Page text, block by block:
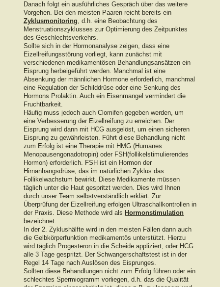
Danach folgt ein ausführliches Gespräch über das weitere
Vorgehen. Bei den meisten Paaren reicht bereits ein
Zyklusmonitoring, d.h. eine Beobachtung des
Menstruationszyklusses zur Optimierung des Zeitpunktes
des Geschlechtsverkehrs.
Sollte sich in der Hormonanalyse zeigen, dass eine
Eizellreifungsstörung vorliegt, kann zunächst mit
verschiedenen medikamentösen Behandlungsansätzen ein
Eisprung herbeigeführt werden. Manchmal ist eine
Absenkung der männlichen Hormone erforderlich, manchmal
eine Regulation der Schilddrüse oder eine Senkung des
Hormons Prolaktin. Auch ein Eisenmangel vermindert die
Fruchtbarkeit.
Häufig muss jedoch auch Clomifen gegeben werden, um
eine Verbesserung der Eizellreifung zu erreichen. Der
Eisprung wird dann mit HCG ausgelöst, um einen sicheren
Eisprung zu gewährleisten. Führt diese Behandlung nicht
zum Erfolg ist eine Therapie mit HMG (Humanes
Menopausengonadotropin) oder FSH(follikelstimulierendes
Hormon) erforderlich. FSH ist ein Hormon der
Hirnanhangsdrüse, das im natürlichen Zyklus das
Follikelwachstum bewirkt. Diese Medikamente müssen
täglich unter die Haut gespritzt werden. Dies wird Ihnen
durch unser Team selbstverständlich erklärt. Zur
Überprüfung der Eizellreifung erfolgen Ultraschallkontrollen in
der Praxis. Diese Methode wird als Hormonstimulation
bezeichnet.
In der 2. Zyklushälfte wird in den meisten Fällen dann auch
die Gelbkörperfunktion medikamentös unterstützt. Hierzu
wird täglich Progesteron in die Scheide appliziert, oder HCG
alle 3 Tage gespritzt. Der Schwangerschaftstest ist in der
Regel 14 Tage nach Auslösen des Eisprunges.
Sollten diese Behandlungen nicht zum Erfolg führen oder ein
schlechtes Spermiogramm vorliegen, d.h. das die Qualität